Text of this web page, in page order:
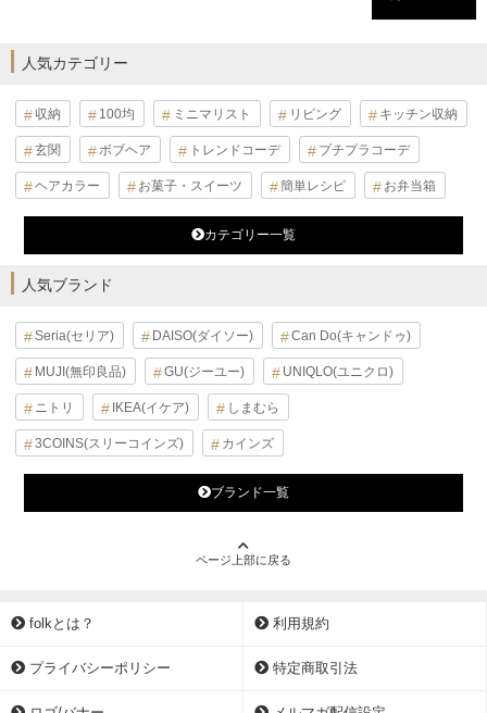
人気カテゴリー
収納 100均 ミニマリスト リビング キッチン収納
玄関 ボブヘア トレンドコーデ プチプラコーデ
ヘアカラー お菓子・スイーツ 簡単レシピ お弁当箱
カテゴリー一覧
人気ブランド
Seria(セリア) DAISO(ダイソー) Can Do(キャンドゥ)
MUJI(無印良品) GU(ジーユー) UNIQLO(ユニクロ)
ニトリ IKEA(イケア) しまむら
3COINS(スリーコインズ) カインズ
ブランド一覧
ページ上部に戻る
folkとは？ 利用規約
プライバシーポリシー 特定商取引法